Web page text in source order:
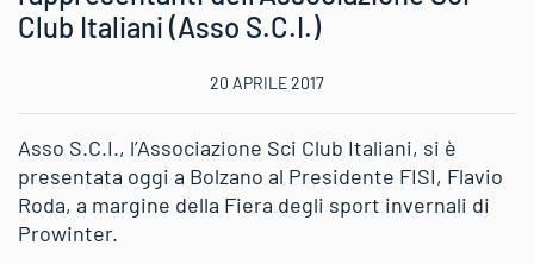
Club Italiani (Asso S.C.I.)
20 APRILE 2017
Asso S.C.I., l’Associazione Sci Club Italiani, si è
presentata oggi a Bolzano al Presidente FISI, Flavio
Roda, a margine della Fiera degli sport invernali di
Prowinter.